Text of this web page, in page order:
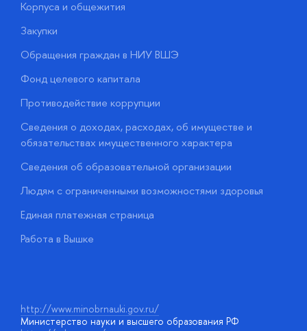
Корпуса и общежития
Закупки
Обращения граждан в НИУ ВШЭ
Фонд целевого капитала
Противодействие коррупции
Сведения о доходах, расходах, об имуществе и
обязательствах имущественного характера
Сведения об образовательной организации
Людям с ограниченными возможностями здоровья
Единая платежная страница
Работа в Вышке
http://www.minobrnauki.gov.ru/
Министерство науки и высшего образования РФ